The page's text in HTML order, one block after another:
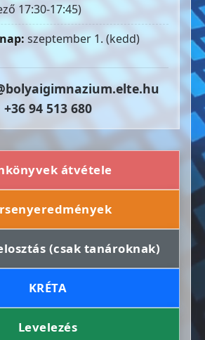
17:30-17:45)
szeptember 1. (kedd)
+36 94 513 680
átvétele
(csak tanároknak)
KRÉTA
Levelezés